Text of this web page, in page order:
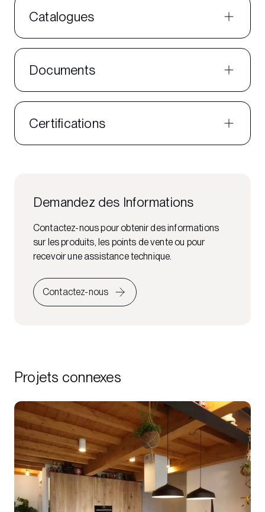
Catalogues
Documents
Certifications
Demandez des Informations
Contactez-nous pour obtenir des informations
sur les produits, les points de vente ou pour
recevoir une assistance technique.
Contactez-nous
Projets connexes